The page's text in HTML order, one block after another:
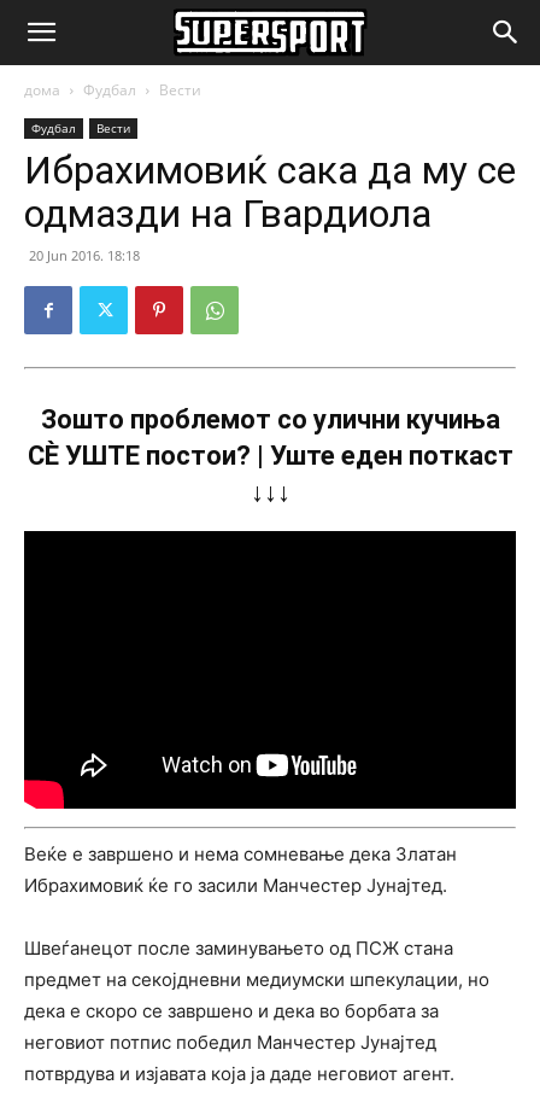
SuperSport.mk
дома Фудбал Вести
Фудбал Вести
Ибрахимовиќ сака да му се
одмазди на Гвардиола
20 Jun 2016. 18:18
Зошто проблемот со улични кучиња
СÈ УШТЕ постои? | Уште еден поткаст
↓↓↓
Веќе е завршено и нема сомневање дека Златан
Ибрахимовиќ ќе го засили Манчестер Јунајтед.
Швеѓанецот после заминувањето од ПСЖ стана
предмет на секојдневни медиумски шпекулации, но
дека е скоро се завршено и дека во борбата за
неговиот потпис победил Манчестер Јунајтед
потврдува и изјавата која ја даде неговиот агент.